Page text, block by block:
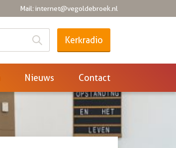
Mail: internet@vegoldebroek.nl
Kerkradio
Nieuws Contact